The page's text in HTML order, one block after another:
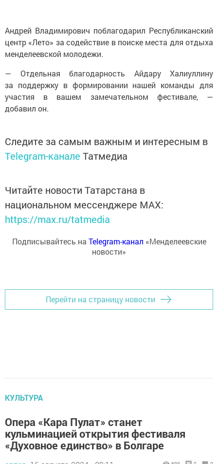
Андрей Владимирович поблагодарил Республиканский
центр «Лето» за содействие в поиске места для отдыха
менделеевской молодежи.
— Отдельная благодарность Айдару Халиуллину
за поддержку в формировании нашей команды для
участия в вашем замечательном фестивале, —
добавил он.
Следите за самым важным и интересным в
Telegram-канале Татмедиа
Читайте новости Татарстана в
национальном мессенджере MАХ:
https://max.ru/tatmedia
Подписывайтесь на Telegram-канал «Менделеевские
новости»
Перейти на страницу новости
КУЛЬТУРА
Опера «Кара Пулат» станет
кульминацией открытия фестиваля
«Духовное единство» в Болгаре